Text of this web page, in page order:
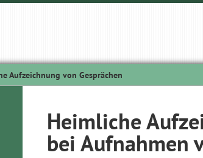
Aufzeichnung von Gesprächen
Heimliche
bei Aufnahmen